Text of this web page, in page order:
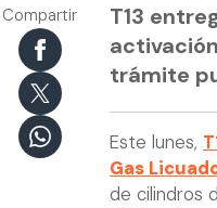
Compartir
T13
trámite
Este lunes,
Gas
de cilindros